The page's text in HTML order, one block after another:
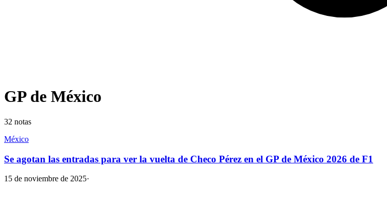
GP de México
32 notas
México
Se agotan las entradas para ver la vuelta de Checo Pérez en el GP de México 2026 de F1
15 de noviembre de 2025·